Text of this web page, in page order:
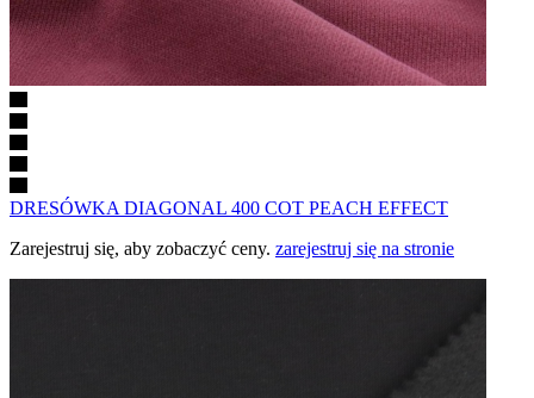
DRESÓWKA DIAGONAL 400 COT PEACH EFFECT
Zarejestruj się, aby zobaczyć ceny. zarejestruj się na stronie